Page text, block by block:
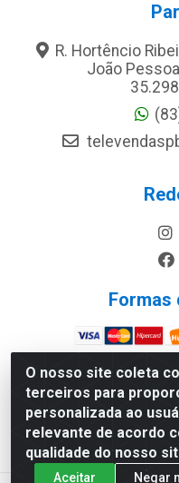
O nosso site coleta
terceiros para
personalizada ao
relevante de acordo
qualidade do nosso
Aceitar Negar
R. Hortêncio
João
Formas